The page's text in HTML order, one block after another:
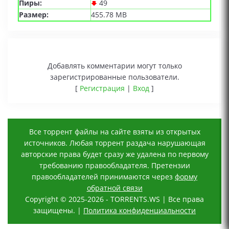
Пиры:
49
Размер:
455.78 MB
Добавлять комментарии могут только
зарегистрированные пользователи.
[ Регистрация | Вход ]
Все торрент файлы на сайте взяты из открытых
источников. Любая торрент раздача нарушающая
авторские права будет сразу же удалена по первому
требованию правообладателя. Претензии
правообладателей принимаются через форму
обратной связи
Copyright © 2025-2026 - TORRENTS.WS | Все права
защищены. | Политика конфиденциальности